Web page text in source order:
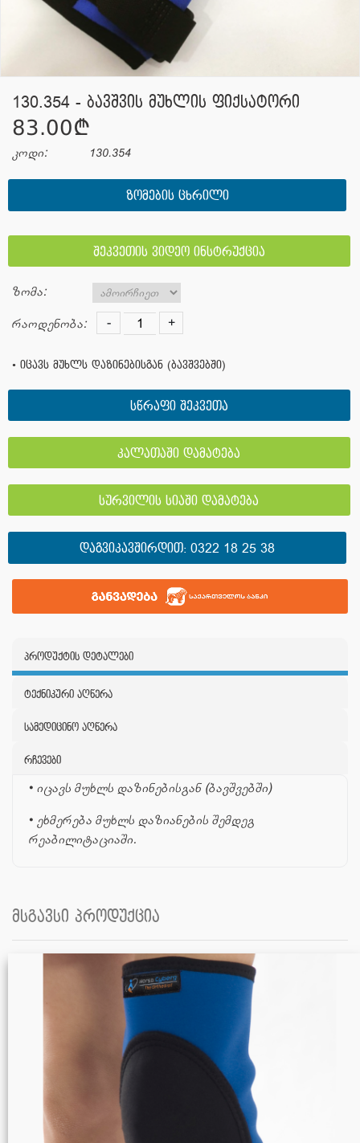
130.354 - ბავშვის მუხლის ფიქსატორი
83.00¢
კოდი: 130.354
ᲖᲝᲛᲔᲑᲘᲡ ᲪᲮᲠᲘᲚᲘ
შეკვეთის ვიდეო ინსტრუქცია
ზომა:
რაოდენობა: - +
• იცავს მუხლს დაზინებისგან (ბავშვებში)
სწრაფი შეკვეთა
კალათაში დამატება
სურვილის სიაში დამატება
ᲓᲐᲒᲕᲘᲙᲐᲕᲨᲘᲠᲓᲘᲗ:0322 18 25 38
პროდუქტის დეტალები
ტექნიკური აღწერა
სამედიცინო აღწერა
რჩევები
• იცავს მუხლს დაზინებისგან (ბავშვებში)
• ეხმერება მუხლს დაზიანების შემდეგ
რეაბილიტაციაში.
მსგავსი პროდუქცია